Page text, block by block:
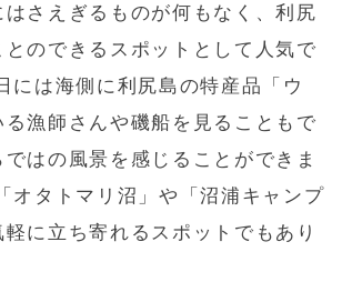
はさえぎるものが何もなく、利尻
とのできるスポットとして人気で
には海側に利尻島の特産品「ウ
る漁師さんや磯船を見ることもで
はの風景を感じることができま
オタトマリ沼」や「沼浦キャンプ
に立ち寄れるスポットでもあり